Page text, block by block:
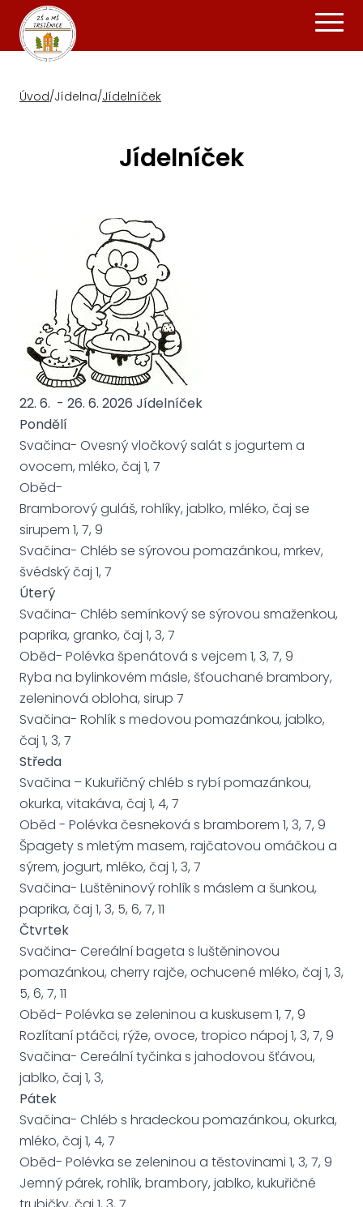
Úvod/Jídelna/Jídelníček
Jídelníček
22. 6. - 26. 6. 2026 Jídelníček
Pondělí
Svačina- Ovesný vločkový salát s jogurtem a
ovocem, mléko, čaj 1, 7
Oběd-
Bramborový guláš, rohlíky, jablko, mléko, čaj se
sirupem 1, 7, 9
Svačina- Chléb se sýrovou pomazánkou, mrkev,
švédský čaj 1, 7
Úterý
Svačina- Chléb semínkový se sýrovou smaženkou,
paprika, granko, čaj 1, 3, 7
Oběd- Polévka špenátová s vejcem 1, 3, 7, 9
Ryba na bylinkovém másle, šťouchané brambory,
zeleninová obloha, sirup 7
Svačina- Rohlík s medovou pomazánkou, jablko,
čaj 1, 3, 7
Středa
Svačina – Kukuřičný chléb s rybí pomazánkou,
okurka, vitakáva, čaj 1, 4, 7
Oběd - Polévka česneková s bramborem 1, 3, 7, 9
Špagety s mletým masem, rajčatovou omáčkou a
sýrem, jogurt, mléko, čaj 1, 3, 7
Svačina- Luštěninový rohlík s máslem a šunkou,
paprika, čaj 1, 3, 5, 6, 7, 11
Čtvrtek
Svačina- Cereální bageta s luštěninovou
pomazánkou, cherry rajče, ochucené mléko, čaj 1, 3,
5, 6, 7, 11
Oběd- Polévka se zeleninou a kuskusem 1, 7, 9
Rozlítaní ptáčci, rýže, ovoce, tropico nápoj 1, 3, 7, 9
Svačina- Cereální tyčinka s jahodovou šťávou,
jablko, čaj 1, 3,
Pátek
Svačina- Chléb s hradeckou pomazánkou, okurka,
mléko, čaj 1, 4, 7
Oběd- Polévka se zeleninou a těstovinami 1, 3, 7, 9
Jemný párek, rohlík, brambory, jablko, kukuřičné